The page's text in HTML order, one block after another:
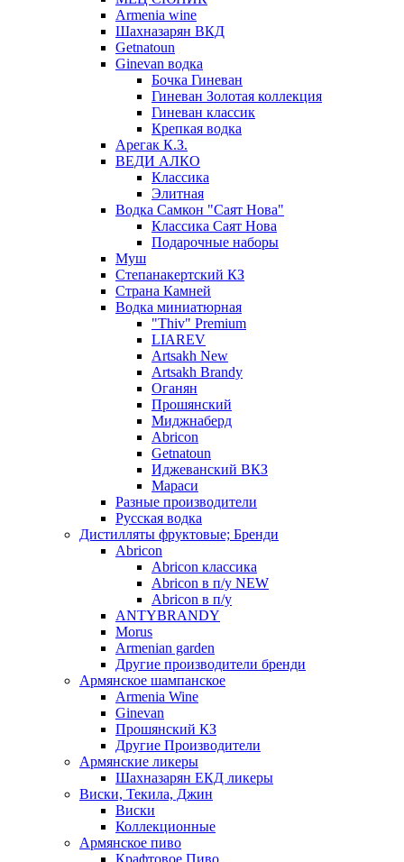
Armenia wine
Шахназарян ВКД
Getnatoun
Ginevan водка
Бочка Гиневан
Гиневан Золотая коллекция
Гиневан классик
Крепкая водка
Арегак К.З.
ВЕДИ АЛКО
Классика
Элитная
Водка Самкон "Саят Нова"
Классика Саят Нова
Подарочные наборы
Муш
Степанакертский КЗ
Страна Камней
Водка миниатюрная
"Thiv" Premium
LIAREV
Artsakh New
Artsakh Brandy
Оганян
Прошянский
Миджнаберд
Abricon
Getnatoun
Иджеванский ВКЗ
Мараси
Разные производители
Русская водка
Дистилляты фруктовые; Бренди
Abricon
Abricon классика
Abricon в п/у NEW
Abricon в п/у
ANTYBRANDY
Morus
Armenian garden
Другие производители бренди
Армянское шампанское
Armenia Wine
Ginevan
Прошянский КЗ
Другие Производители
Армянские ликеры
Шахназарян ЕКД ликеры
Виски, Текила, Джин
Виски
Коллекционные
Армянское пиво
Крафтовое Пиво